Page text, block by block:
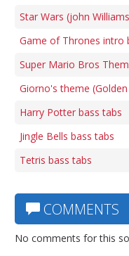
Star Wars (john
Game of Thrones intro
Super Mario Bros
Giorno's theme
Harry Potter bass tabs
Jingle Bells bass tabs
Tetris bass tabs
COMMENTS
No comments for this